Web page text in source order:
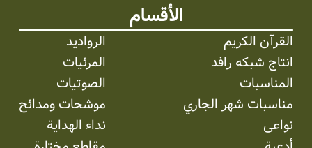
الأقسام
القرآن الكريم
انتاج شبکه رافد
المناسبات
مناسبات شهر الجاري
نواعی
الرواديد
المرئیات
الصوتیات
موشحات ومدائح
نداء الهداية